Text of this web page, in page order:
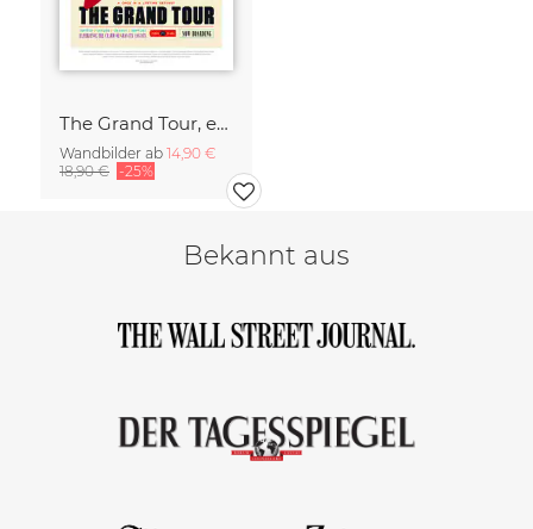
The Grand Tour, experience the charm of gravity assists
Wandbilder ab 14,90 €
18,90 € -25%
Bekannt aus